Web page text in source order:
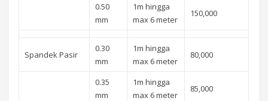
0.50
mm
1m hingga
max 6 meter
150,000
Spandek Pasir
0.30
mm
1m hingga
max 6 meter
80,000
0.35
mm
1m hingga
max 6 meter
85,000